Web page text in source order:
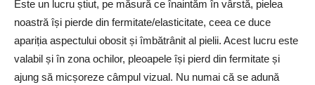
Este un lucru știut, pe măsură ce înaintăm în vârstă, pielea
noastră își pierde din fermitate/elasticitate, ceea ce duce
apariția aspectului obosit și îmbătrânit al pielii. Acest lucru este
valabil și în zona ochilor, pleoapele își pierd din fermitate și
ajung să micșoreze câmpul vizual. Nu numai că se adună